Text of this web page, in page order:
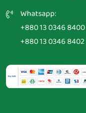
Whatsapp:
+880 13 0346 8400
+880 13 0346 8402